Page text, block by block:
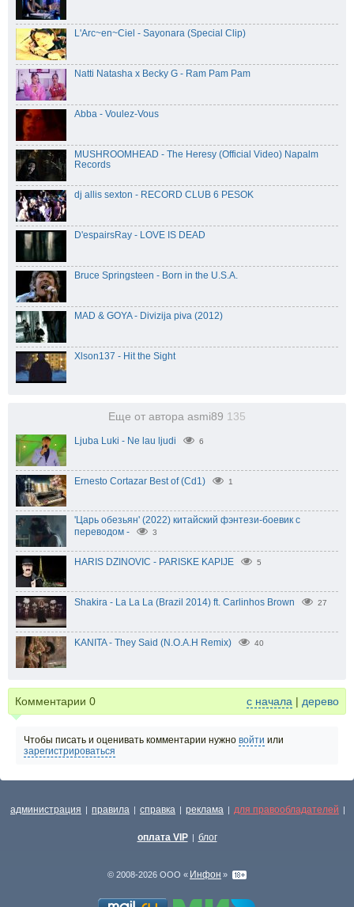
L'Arc~en~Ciel - Sayonara (Special Clip)
Natti Natasha x Becky G - Ram Pam Pam
Abba - Voulez-Vous
MUSHROOMHEAD - The Heresy (Official Video) Napalm
Records
dj allis sexton - RECORD CLUB 6 PESOK
D'espairsRay - LOVE IS DEAD
Bruce Springsteen - Born in the U.S.A.
MAD & GOYA - Divizija piva (2012)
Xlson137 - Hit the Sight
Еще от автора asmi89 135
Ljuba Luki - Ne lau ljudi 6
Ernesto Cortazar Best of (Cd1) 1
'Царь обезьян' (2022) китайский фэнтези-боевик с
переводом -
3
HARIS DZINOVIC - PARISKE KAPIJE 5
Shakira - La La La (Brazil 2014) ft. Carlinhos Brown 27
KANITA - They Said (N.O.A.H Remix) 40
Комментарии 0 с начала | дерево
Чтобы писать и оценивать комментарии нужно войти или
зарегистрироваться
администрация | правила | справка | реклама | для правообладателей |
оплата VIP | блог
© 2008-2026 ООО « Инфон »